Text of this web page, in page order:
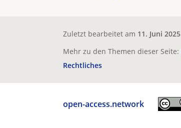
Zuletzt bearbeitet am 11. Juni 2025
Mehr zu den Themen dieser Seite:
Rechtliches
open-access.network